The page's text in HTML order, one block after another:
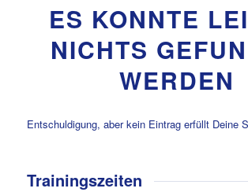
ES KONNTE
NICHTS
WERDEN
Entschuldigung, aber kein Eintrag erfüllt Deine
Trainingszeiten